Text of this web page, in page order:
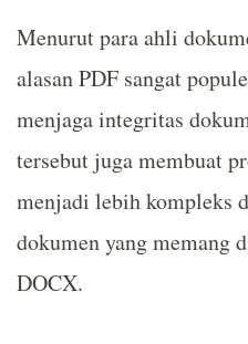
Menurut para ahli
alasan PDF sangat
menjaga integritas
tersebut juga membuat
menjadi lebih kompleks
dokumen yang memang
DOCX.